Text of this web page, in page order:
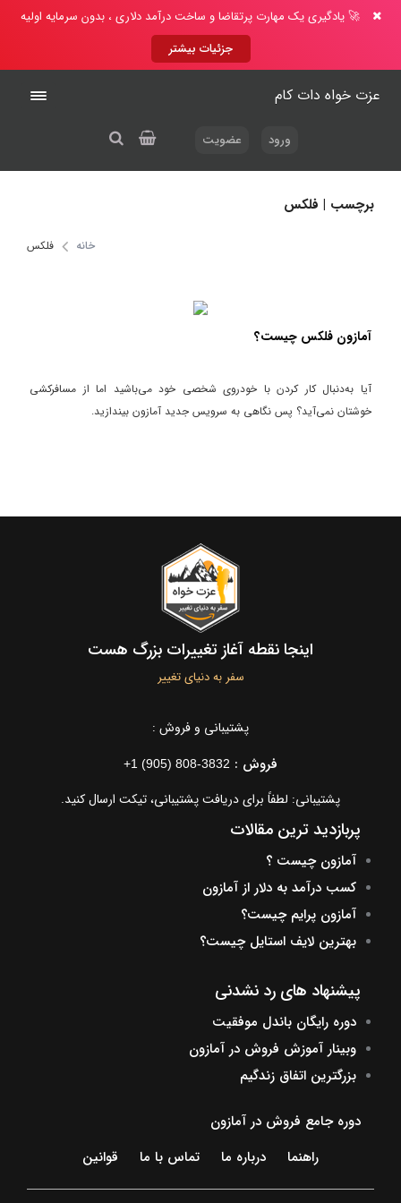
🚀 یادگیری یک مهارت پرتقاضا و ساخت درآمد دلاری ، بدون سرمایه اولیه
جزئیات بیشتر
عزت خواه دات کام
ورود عضویت
برچسب | فلکس
خانه فلکس
آمازون فلکس چیست؟
آیا به‌دنبال کار کردن با خودروی شخصی خود می‌باشید اما از مسافرکشی
خوشتان نمی‌آید؟ پس نگاهی به سرویس جدید آمازون بیندازید.
اینجا نقطه آغاز تغییرات بزرگ هست
سفر به دنیای تغییر
پشتیبانی و فروش :
فروش : +1 (905) 808-3832
پشتیبانی: لطفاً برای دریافت پشتیبانی، تیکت ارسال کنید.
پربازدید ترین مقالات
آمازون چیست ؟
کسب درآمد به دلار از آمازون
آمازون پرایم چیست؟
بهترین لایف استایل چیست؟
پیشنهاد های رد نشدنی
دوره رایگان باندل موفقیت
وبینار آموزش فروش در آمازون
بزرگترین اتفاق زندگیم
دوره جامع فروش در آمازون
راهنما
درباره ما تماس با ما قوانین